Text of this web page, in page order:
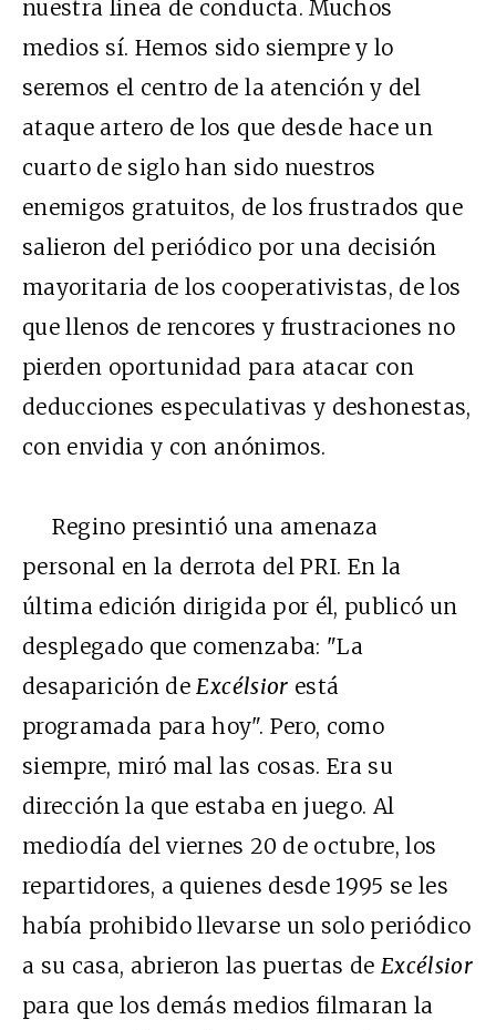
nuestra línea de conducta. Muchos
medios sí. Hemos sido siempre y lo
seremos el centro de la atención y del
ataque artero de los que desde hace un
cuarto de siglo han sido nuestros
enemigos gratuitos, de los frustrados que
salieron del periódico por una decisión
mayoritaria de los cooperativistas, de los
que llenos de rencores y frustraciones no
pierden oportunidad para atacar con
deducciones especulativas y deshonestas,
con envidia y con anónimos.
Regino presintió una amenaza
personal en la derrota del PRI. En la
última edición dirigida por él, publicó un
desplegado que comenzaba: "La
desaparición de Excélsior está
programada para hoy". Pero, como
siempre, miró mal las cosas. Era su
dirección la que estaba en juego. Al
mediodía del viernes 20 de octubre, los
repartidores, a quienes desde 1995 se les
había prohibido llevarse un solo periódico
a su casa, abrieron las puertas de Excélsior
para que los demás medios filmaran la